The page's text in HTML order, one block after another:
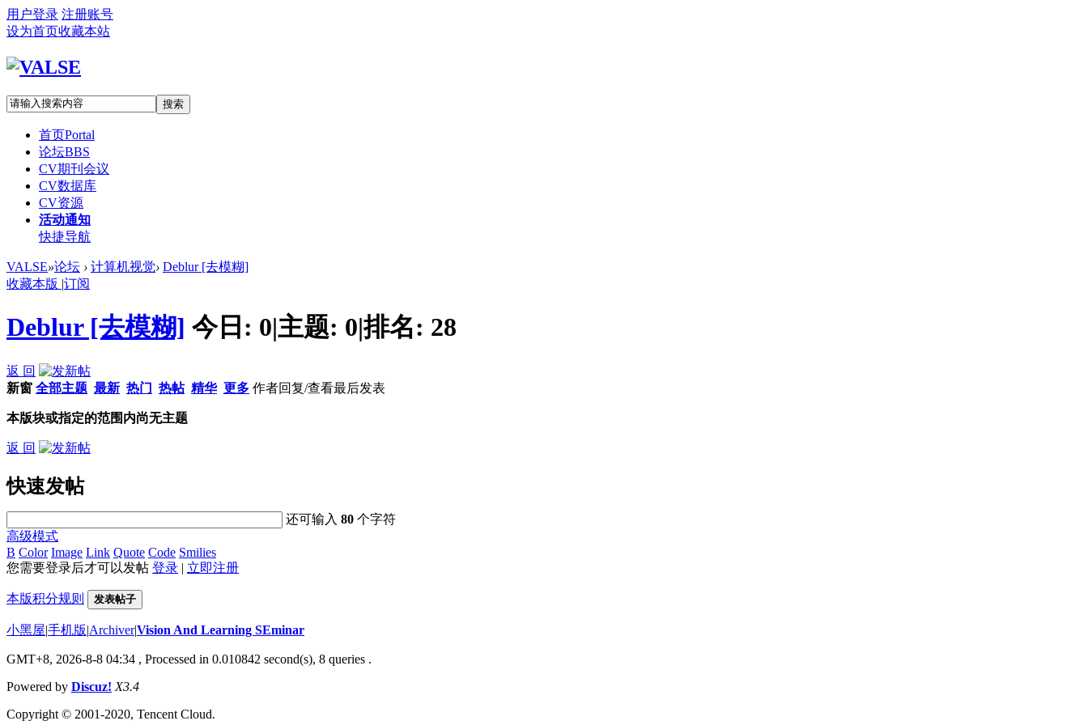
用户登录 注册账号
设为首页收藏本站
搜索
首页Portal
论坛BBS
CV期刊会议
CV数据库
CV资源
活动通知
快捷导航
VALSE»论坛 › 计算机视觉› Deblur [去模糊]
收藏本版 |订阅
Deblur [去模糊] 今日: 0|主题: 0|排名: 28
返 回
新窗 全部主题 最新 热门 热帖 精华 更多 作者回复/查看最后发表
本版块或指定的范围内尚无主题
返 回
快速发帖
还可输入80 个字符
高级模式
B Color Image Link Quote Code Smilies
您需要登录后才可以发帖 登录 | 立即注册
本版积分规则 发表帖子
小黑屋|手机版|Archiver|Vision And Learning SEminar
GMT+8, 2026-8-8 04:34 , Processed in 0.010842 second(s), 8 queries .
Powered by Discuz! X3.4
Copyright © 2001-2020, Tencent Cloud.